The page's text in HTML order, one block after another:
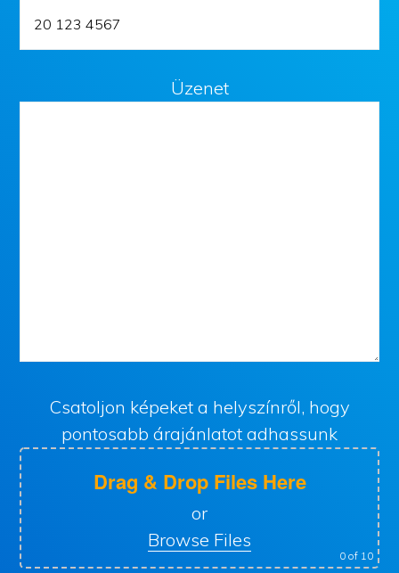
Üzenet
Csatoljon képeket a helyszínről, hogy
pontosabb árajánlatot adhassunk
Drag & Drop Files Here
or
Browse Files
0of 10